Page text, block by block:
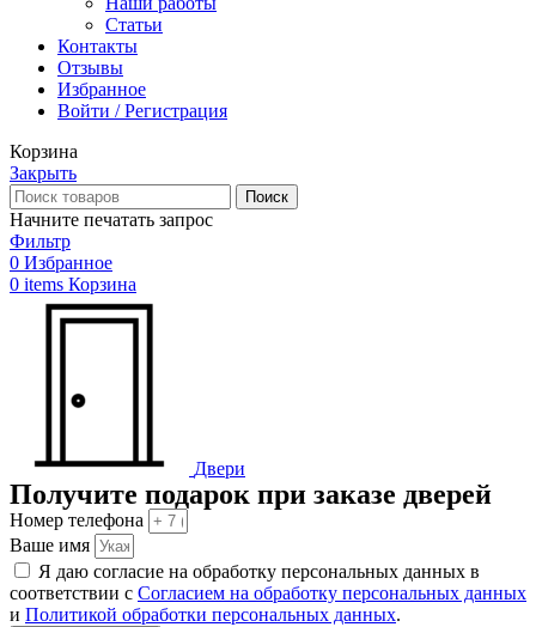
Статьи
Контакты
Отзывы
Избранное
Войти / Регистрация
Корзина
Закрыть
Поиск
Начните печатать запрос
Фильтр
0 Избранное
0 items Корзина
Двери
Получите подарок при заказе дверей
Номер телефона
Ваше имя
Я даю согласие на обработку персональных данных в
соответствии с Согласием на обработку персональных данных
и Политикой обработки персональных данных.